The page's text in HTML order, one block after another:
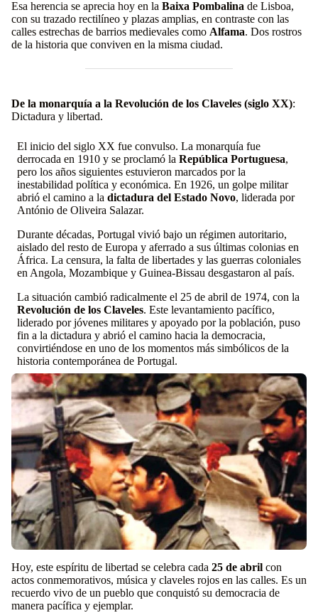
Esa herencia se aprecia hoy en la Baixa Pombalina de Lisboa,
con su trazado rectilíneo y plazas amplias, en contraste con las
calles estrechas de barrios medievales como Alfama. Dos rostros
de la historia que conviven en la misma ciudad.
De la monarquía a la Revolución de los Claveles (siglo XX):
Dictadura y libertad.
El inicio del siglo XX fue convulso. La monarquía fue
derrocada en 1910 y se proclamó la República Portuguesa,
pero los años siguientes estuvieron marcados por la
inestabilidad política y económica. En 1926, un golpe militar
abrió el camino a la dictadura del Estado Novo, liderada por
António de Oliveira Salazar.
Durante décadas, Portugal vivió bajo un régimen autoritario,
aislado del resto de Europa y aferrado a sus últimas colonias en
África. La censura, la falta de libertades y las guerras coloniales
en Angola, Mozambique y Guinea-Bissau desgastaron al país.
La situación cambió radicalmente el 25 de abril de 1974, con la
Revolución de los Claveles. Este levantamiento pacífico,
liderado por jóvenes militares y apoyado por la población, puso
fin a la dictadura y abrió el camino hacia la democracia,
convirtiéndose en uno de los momentos más simbólicos de la
historia contemporánea de Portugal.
Hoy, este espíritu de libertad se celebra cada 25 de abril con
actos conmemorativos, música y claveles rojos en las calles. Es un
recuerdo vivo de un pueblo que conquistó su democracia de
manera pacífica y ejemplar.